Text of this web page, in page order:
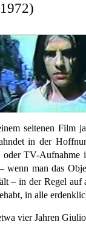
seltenen Film
in der
oder TV-Aufnahme
wenn man das
– in der Regel auf
in alle
vier Jahren